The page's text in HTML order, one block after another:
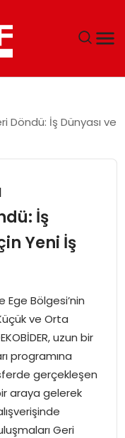
Döndü: İş Dünyası ve
İş
Yeni İş
Ege Bölgesi’nin
ve Orta
uzun bir
programına
gerçekleşen
araya gelerek
Geri